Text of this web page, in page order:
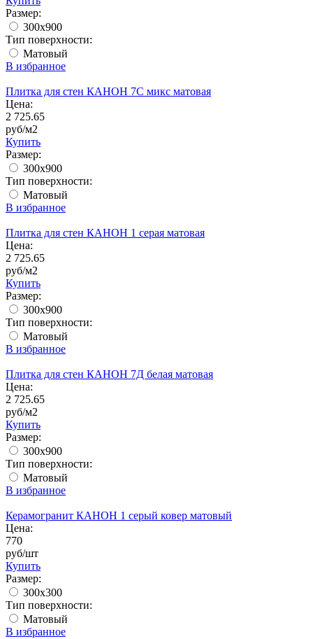
Размер:
300x900
Тип поверхности:
Матовый
В избранное
Плитка для стен КАНОН 7С микс матовая
Цена:
2 725.65
руб/м2
Купить
Размер:
300x900
Тип поверхности:
Матовый
В избранное
Плитка для стен КАНОН 1 серая матовая
Цена:
2 725.65
руб/м2
Купить
Размер:
300x900
Тип поверхности:
Матовый
В избранное
Плитка для стен КАНОН 7Д белая матовая
Цена:
2 725.65
руб/м2
Купить
Размер:
300x900
Тип поверхности:
Матовый
В избранное
Керамогранит КАНОН 1 серый ковер матовый
Цена:
770
руб/шт
Купить
Размер:
300x300
Тип поверхности:
Матовый
В избранное